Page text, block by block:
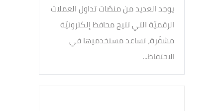
يوجد العديد من منصّات تداول العملات
الرقميّة التي تتيح محافظ إلكترونيّة
مشفّرة، تساعد مستخدميها في
الاحتفاظ...